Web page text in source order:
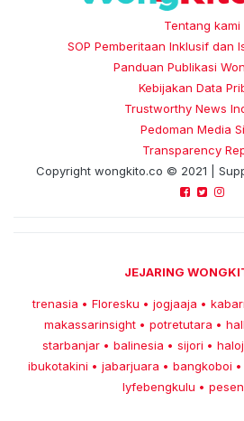
Tentang kami
SOP Pemberitaan Inklusif dan
Panduan Publikasi
Kebijakan Data
Trustworthy News
Pedoman Media
Transparency
Copyright wongkito.co © 2021 |
JEJARING
trenasia • Floresku • jogjaaja •
makassarinsight • potretutara •
starbanjar • balinesia • sijori •
ibukotakini • jabarjuara • bangkoboi •
lyfebengkulu •